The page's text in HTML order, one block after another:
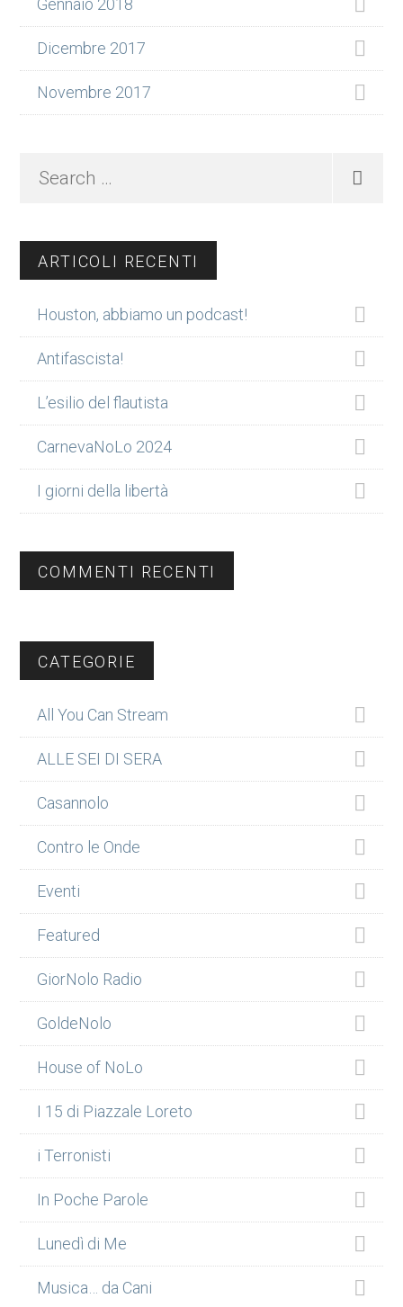
Gennaio 2018
Dicembre 2017
Novembre 2017
ARTICOLI RECENTI
Houston, abbiamo un podcast!
Antifascista!
L’esilio del flautista
CarnevaNoLo 2024
I giorni della libertà
COMMENTI RECENTI
CATEGORIE
All You Can Stream
ALLE SEI DI SERA
Casannolo
Contro le Onde
Eventi
Featured
GiorNolo Radio
GoldeNolo
House of NoLo
I 15 di Piazzale Loreto
i Terronisti
In Poche Parole
Lunedì di Me
Musica… da Cani